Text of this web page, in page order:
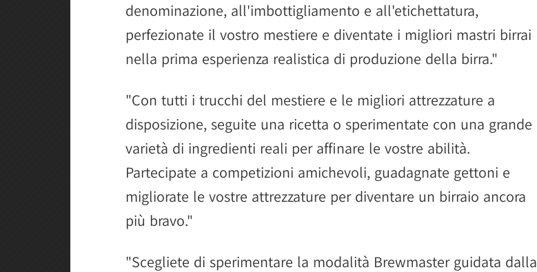
denominazione, all'imbottigliamento e all'etichettatura,
perfezionate il vostro mestiere e diventate i migliori mastri birrai
nella prima esperienza realistica di produzione della birra."
"Con tutti i trucchi del mestiere e le migliori attrezzature a
disposizione, seguite una ricetta o sperimentate con una grande
varietà di ingredienti reali per affinare le vostre abilità.
Partecipate a competizioni amichevoli, guadagnate gettoni e
migliorate le vostre attrezzature per diventare un birraio ancora
più bravo."
"Scegliete di sperimentare la modalità Brewmaster guidata dalla